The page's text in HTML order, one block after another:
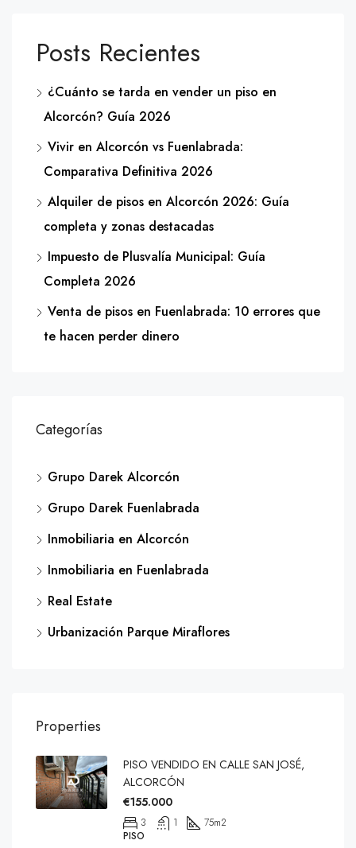
Posts Recientes
¿Cuánto se tarda en vender un piso en
Alcorcón? Guía 2026
Vivir en Alcorcón vs Fuenlabrada:
Comparativa Definitiva 2026
Alquiler de pisos en Alcorcón 2026: Guía
completa y zonas destacadas
Impuesto de Plusvalía Municipal: Guía
Completa 2026
Venta de pisos en Fuenlabrada: 10 errores que
te hacen perder dinero
Categorías
Grupo Darek Alcorcón
Grupo Darek Fuenlabrada
Inmobiliaria en Alcorcón
Inmobiliaria en Fuenlabrada
Real Estate
Urbanización Parque Miraflores
Properties
PISO VENDIDO EN CALLE SAN JOSÉ,
ALCORCÓN
€155.000
3 1 75m2
PISO